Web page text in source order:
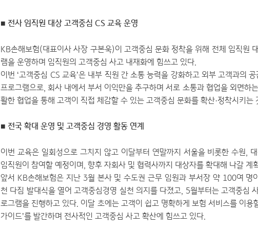
■ 전사 임직원 대상 고객중심 CS 교육 운영
KB손해보험(대표이사 사장 구본욱)이 고객중심 문화 정착을 위해 전체 임직원
램을 운영하며 임직원의 고객중심 사고 내재화에 힘쓰고 있다.
이번 ‘고객중심 CS 교육’은 내부 직원 간 소통 능력을 강화하고 외부 고객과의
프로그램으로, 회사 내에서 부서 이익만을 추구하며 서로 소통과 협업을 외면하
활한 협업을 통해 고객이 직접 체감할 수 있는 고객중심 문화를 확산·정착시키는
■ 전국 확대 운영 및 고객중심 경영 활동 연계
이번 교육은 일회성으로 그치지 않고 이달부터 연말까지 서울을 비롯한 수원,
임직원이 참여할 예정이며, 향후 자회사 및 협력사까지 대상자를 확대해 나갈 계
앞서 KB손해보험은 지난 3월 본사 및 수도권 근무 임원과 부서장 약 100여 명
천 다짐 발대식을 열어 고객중심경영 실천 의지를 다졌고, 5월부터는 고객중심
로그램을 진행하고 있다. 이달 초에는 고객이 쉽고 명확하게 보험 서비스를 이용
가이드’를 발간하며 전사적인 고객중심 사고 확산에 힘쓰고 있다.